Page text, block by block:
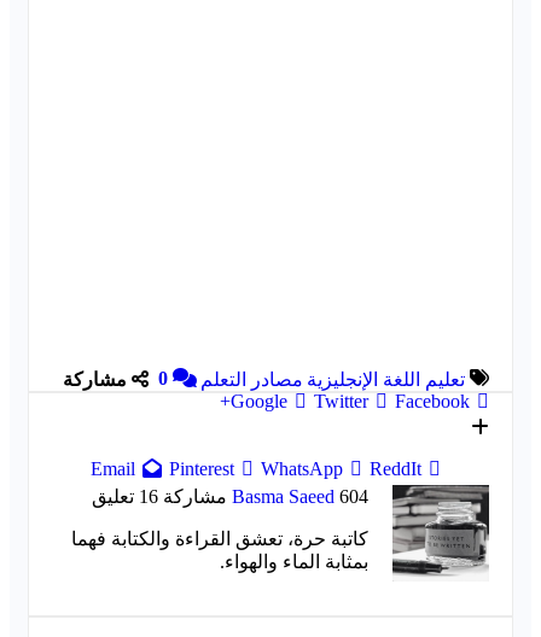
تعليم اللغة الإنجليزية مصادر التعلم 0
مشاركة
Facebook
Twitter
Google+
ReddIt
WhatsApp
Pinterest
Email
Basma Saeed 604 مشاركة 16 تعليق
كاتبة حرة، تعشق القراءة والكتابة فهما
بمثابة الماء والهواء.